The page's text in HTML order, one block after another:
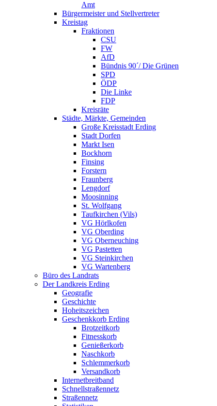
Amt
Bürgermeister und Stellvertreter
Kreistag
Fraktionen
CSU
FW
AfD
Bündnis 90´/ Die Grünen
SPD
ÖDP
Die Linke
FDP
Kreisräte
Städte, Märkte, Gemeinden
Große Kreisstadt Erding
Stadt Dorfen
Markt Isen
Bockhorn
Finsing
Forstern
Fraunberg
Lengdorf
Moosinning
St. Wolfgang
Taufkirchen (Vils)
VG Hörlkofen
VG Oberding
VG Oberneuching
VG Pastetten
VG Steinkirchen
VG Wartenberg
Büro des Landrats
Der Landkreis Erding
Geografie
Geschichte
Hoheitszeichen
Geschenkkorb Erding
Brotzeitkorb
Fitnesskorb
Genießerkorb
Naschkorb
Schlemmerkorb
Versandkorb
Internetbreitband
Schnellstraßennetz
Straßennetz